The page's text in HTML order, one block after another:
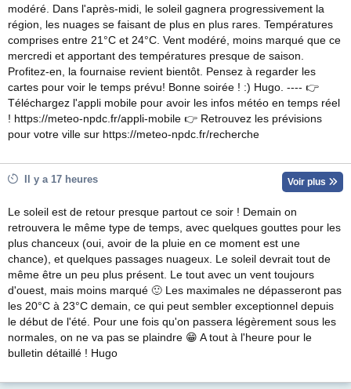
modéré. Dans l'après-midi, le soleil gagnera progressivement la
région, les nuages se faisant de plus en plus rares. Températures
comprises entre 21°C et 24°C. Vent modéré, moins marqué que ce
mercredi et apportant des températures presque de saison.
Profitez-en, la fournaise revient bientôt. Pensez à regarder les
cartes pour voir le temps prévu! Bonne soirée ! :) Hugo. ---- 👉
Téléchargez l'appli mobile pour avoir les infos météo en temps réel
! https://meteo-npdc.fr/appli-mobile 👉 Retrouvez les prévisions
pour votre ville sur https://meteo-npdc.fr/recherche
Il y a 17 heures Voir plus
Le soleil est de retour presque partout ce soir ! Demain on
retrouvera le même type de temps, avec quelques gouttes pour les
plus chanceux (oui, avoir de la pluie en ce moment est une
chance), et quelques passages nuageux. Le soleil devrait tout de
même être un peu plus présent. Le tout avec un vent toujours
d'ouest, mais moins marqué 🙂 Les maximales ne dépasseront pas
les 20°C à 23°C demain, ce qui peut sembler exceptionnel depuis
le début de l'été. Pour une fois qu'on passera légèrement sous les
normales, on ne va pas se plaindre 😁 A tout à l'heure pour le
bulletin détaillé ! Hugo